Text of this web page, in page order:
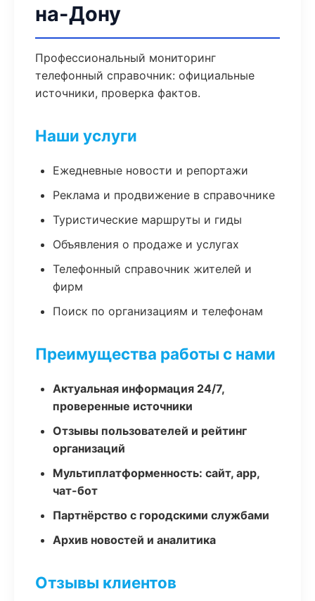
на-Дону
Профессиональный мониторинг
телефонный справочник: официальные
источники, проверка фактов.
Наши услуги
Ежедневные новости и репортажи
Реклама и продвижение в справочнике
Туристические маршруты и гиды
Объявления о продаже и услугах
Телефонный справочник жителей и
фирм
Поиск по организациям и телефонам
Преимущества работы с нами
Актуальная информация 24/7,
проверенные источники
Отзывы пользователей и рейтинг
организаций
Мультиплатформенность: сайт, app,
чат-бот
Партнёрство с городскими службами
Архив новостей и аналитика
Отзывы клиентов